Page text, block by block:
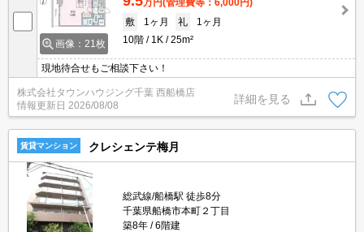
画像：21枚
万円(管理費等：6,000円)
敷
1ヶ月 礼
1ヶ月
10階
1K 25m²
現地待合せもご相談下さい！
株式会社タウンハウジング千葉 西船橋店
情報更新日 2026/08/08
詳細を見る
賃貸マンション クレシェンテ梅月
総武線/船橋駅 徒歩8分
千葉県船橋市本町２丁目
築8年
6階建